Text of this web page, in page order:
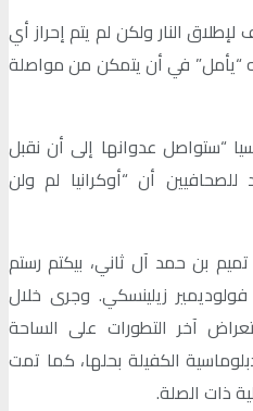
النار ولكن لم يتم إحراز أي
“يأمل” في أن يتمكن من مواصلة
“ستواصل عدوانها إلى أن نقبل
أن “أوكرانيا لم ولن
بن حمد آل ثاني، بيكتم رستم
زيلينسكي. وجرى خلال
آخر التطورات على الساحة
الكفيلة بحلها، كما تمت
ذات الصلة.